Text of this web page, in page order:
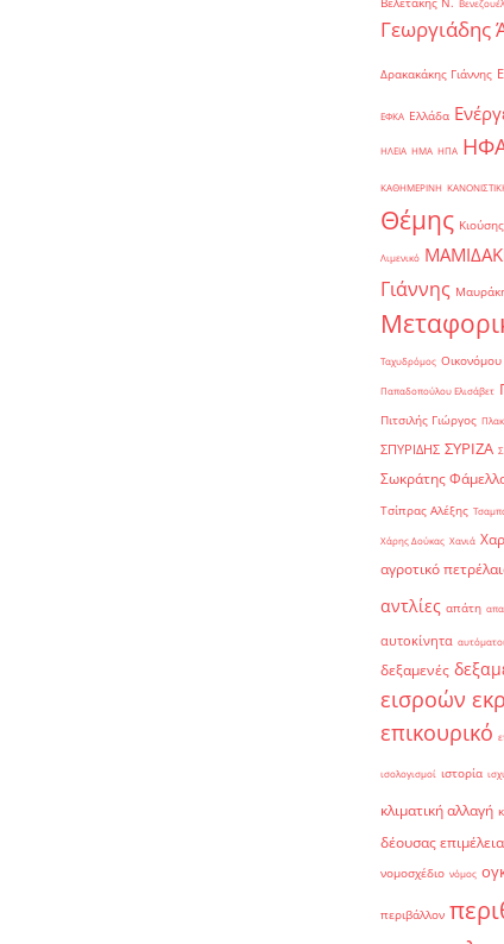
Γεωργιάδης
Δρακακάκης Γιάννης
ΕΦΚΑ Ελλάδα
ΗΛΕΙΑ ΗΜΑ ΗΠΑ
ΚΑΘΗΜΕΡΙΝΗ
Θέμης
Λιμενικό
Γιάννης
Ταχυδρόμος Οικονόμου
Παπαδοπούλου Ελισάβετ
Πιτσιλής Γιώργος
ΣΠΥΡΙΔΗΣ ΣΥΡΙΖΑ
Σωκράτης
Τσίπρας Αλέξης
Χάρης Δούκας Χανιά
αγροτικό
αντλίες απάτη
αυτοκίνητα
δεξαμενές
εισροών
επικουρικό
ισολογισμοί ιστορία
κλιματική αλλαγή
δέουσας
νομοσχέδιο νόμος
περιβάλλον